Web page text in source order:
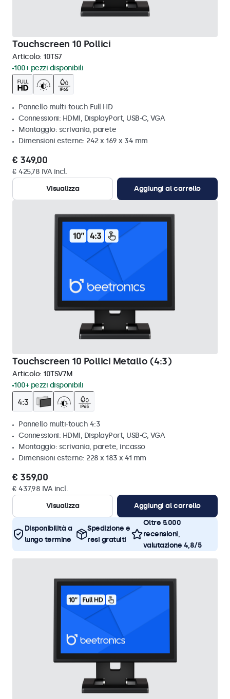
Touchscreen 10 Pollici
Articolo: 10TS7
100+ pezzi disponibili
Pannello multi-touch Full HD
Connessioni: HDMI, DisplayPort, USB-C, VGA
Montaggio: scrivania, parete
Dimensioni esterne: 242 x 169 x 34 mm
€ 349,00
€ 425,78 IVA incl.
Visualizza
Aggiungi al carrello
Touchscreen 10 Pollici Metallo (4:3)
Articolo: 10TSV7M
100+ pezzi disponibili
Pannello multi-touch 4:3
Connessioni: HDMI, DisplayPort, USB-C, VGA
Montaggio: scrivania, parete, incasso
Dimensioni esterne: 228 x 183 x 41 mm
€ 359,00
€ 437,98 IVA incl.
Visualizza
Aggiungi al carrello
Disponibilità a
lungo termine
Spedizione e
resi gratuiti
Oltre 5.000
recensioni,
valutazione 4,8/5